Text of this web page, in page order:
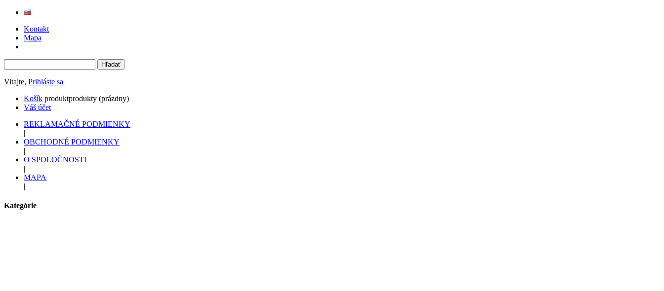
Kontakt
Mapa
Vitajte, Prihláste sa
Košík produktprodukty (prázdny)
Váš účet
REKLAMAČNÉ PODMIENKY
|
OBCHODNÉ PODMIENKY
|
O SPOLOČNOSTI
|
MAPA
|
Kategórie